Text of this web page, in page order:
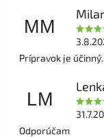
MM
Prípravok je účinný.
LM
Odporúčam